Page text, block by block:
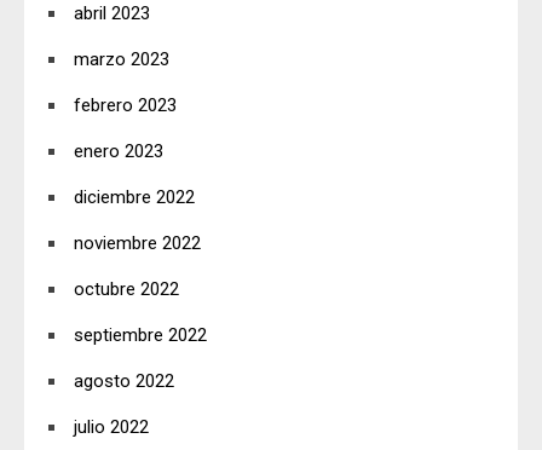
abril 2023
marzo 2023
febrero 2023
enero 2023
diciembre 2022
noviembre 2022
octubre 2022
septiembre 2022
agosto 2022
julio 2022